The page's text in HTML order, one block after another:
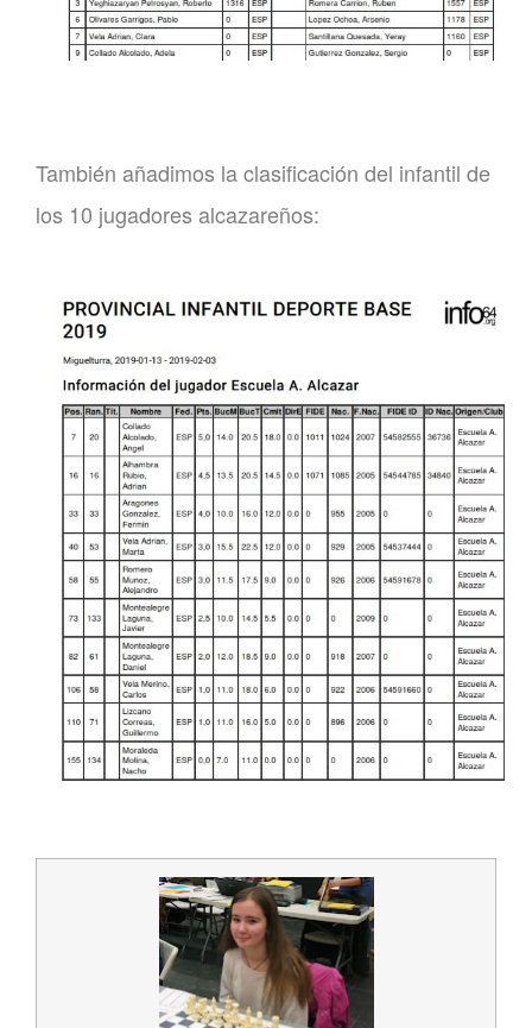
También añadimos la clasificación del infantil de
los 10 jugadores alcazareños: